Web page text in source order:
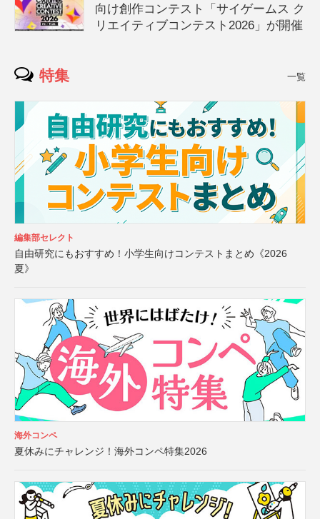
向け創作コンテスト「サイゲームス ク
リエイティブコンテスト2026」が開催
特集 一覧
編集部セレクト
自由研究にもおすすめ！小学生向けコンテストまとめ《2026
夏》
海外コンペ
夏休みにチャレンジ！海外コンペ特集2026